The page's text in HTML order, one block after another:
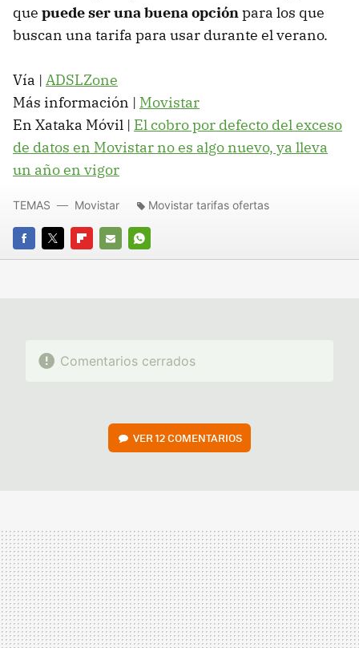
que puede ser una buena opciónpara los que
buscan una tarifa para usar durante el verano.
Vía | ADSLZone
Más información | Movistar
En Xataka Móvil | El cobro por defecto del exceso
de datos en Movistar no es algo nuevo, ya lleva
un año en vigor
FACEBOOK
TWITTERFLIPBOARD
E-
WHATSAPP
TEMAS Movistar Movistar tarifas ofertas
Comentarios cerrados
VER12 COMENTARIOS